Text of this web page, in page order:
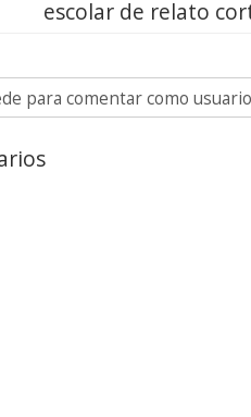
escolar de relato
para comentar como usuario